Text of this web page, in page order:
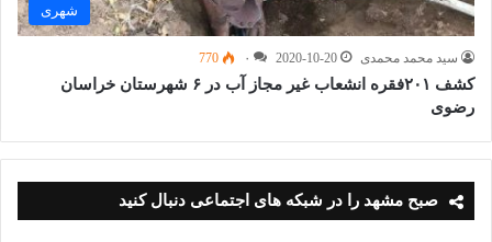
شهری
سید محمد محمدی 2020-10-20 ۰ 770
کشف ۲۰۱فقره انشعاب غیر مجاز آب در ۶ شهرستان خراسان
رضوی
صبح مشهد را در شبکه های اجتماعی دنبال کنید